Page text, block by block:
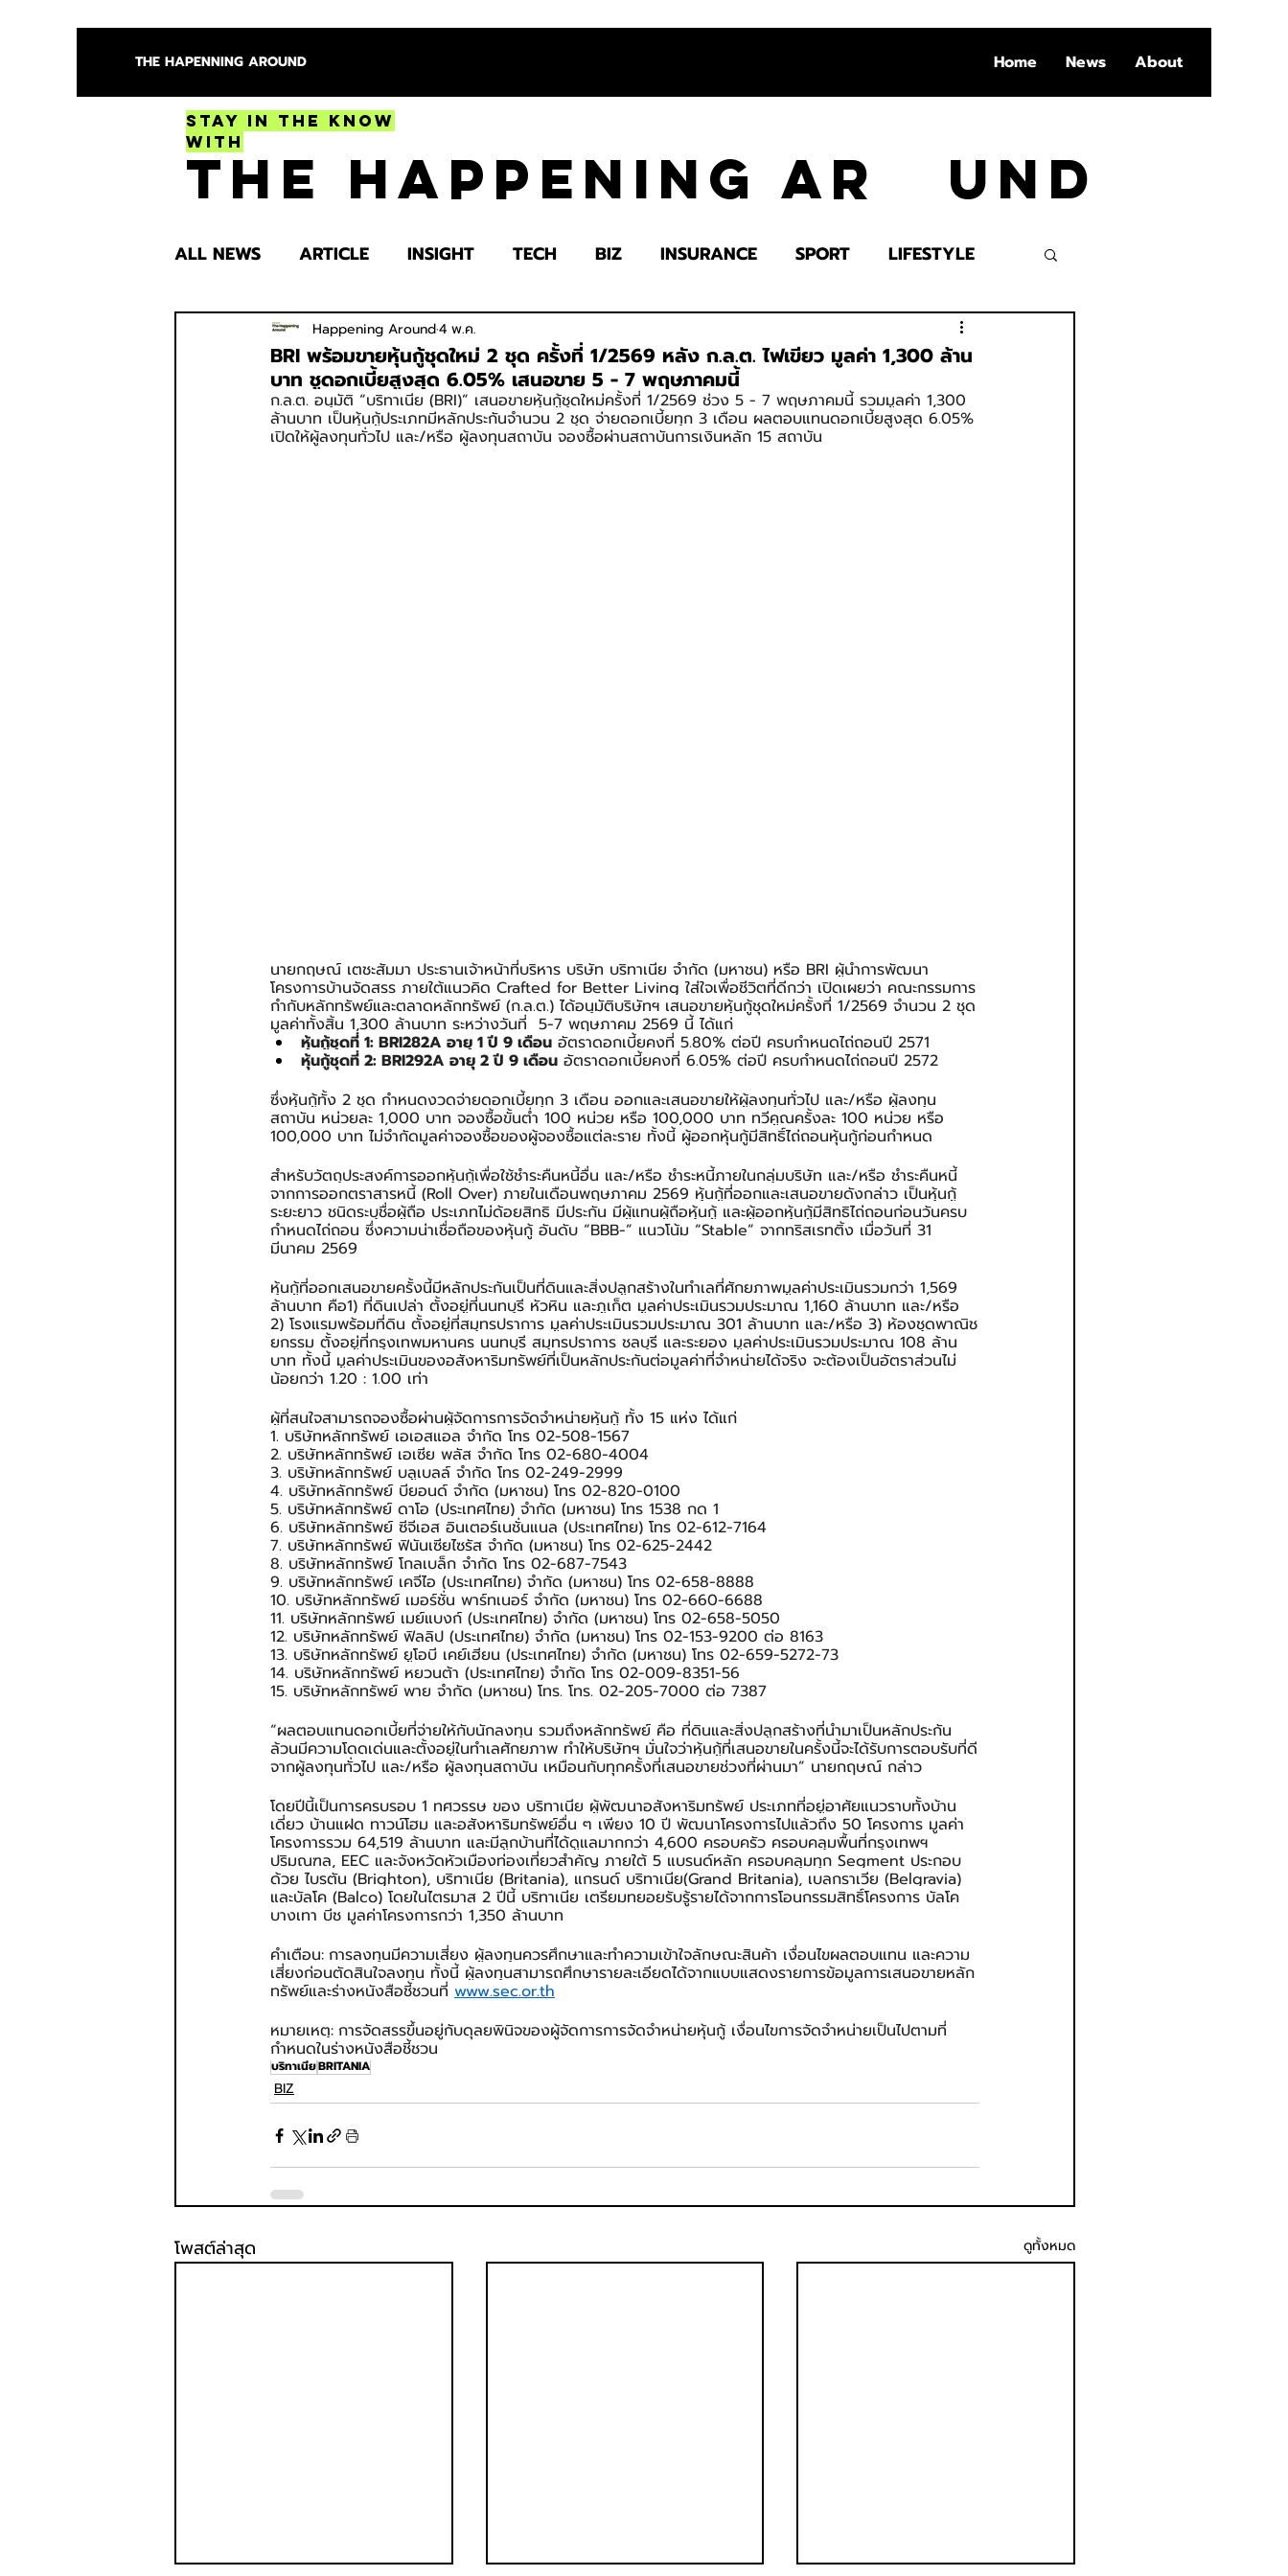
THE HAPENNING AROUND Home News About
Stay in the Know
With
The Happening Ar und
ALL NEWS ARTICLE INSIGHT TECH BIZ INSURANCE SPORT LIFESTYLE
ENTERTAINMENT HEALTH
SPOTLIGHT TRY
BRI พร้อมขายหุ้นกู้ชุดใหม่ 2 ชุด ครั้งที่ 1/2569 หลัง ก.ล.ต. ไฟเขียว มูลค่า 1,300 ล้าน
บาท ชูดอกเบี้ยสูงสุด 6.05% เสนอขาย 5 - 7 พฤษภาคมนี้
Happening Around4 พ.ค.
ก.ล.ต. อนุมัติ “บริทาเนีย (BRI)” เสนอขายหุ้นกู้ชุดใหม่ครั้งที่ 1/2569 ช่วง 5 - 7 พฤษภาคมนี้ รวมมูลค่า 1,300
ล้านบาท เป็นหุ้นกู้ประเภทมีหลักประกันจำนวน 2 ชุด จ่ายดอกเบี้ยทุก 3 เดือน ผลตอบแทนดอกเบี้ยสูงสุด 6.05%
เปิดให้ผู้ลงทุนทั่วไป และ/หรือ ผู้ลงทุนสถาบัน จองซื้อผ่านสถาบันการเงินหลัก 15 สถาบัน
นายกฤษณ์ เตชะสัมมา ประธานเจ้าหน้าที่บริหาร บริษัท บริทาเนีย จำกัด (มหาชน) หรือ BRI ผู้นำการพัฒนา
โครงการบ้านจัดสรร ภายใต้แนวคิด Crafted for Better Living ใส่ใจเพื่อชีวิตที่ดีกว่า เปิดเผยว่า คณะกรรมการ
กำกับหลักทรัพย์และตลาดหลักทรัพย์ (ก.ล.ต.) ได้อนุมัติบริษัทฯ เสนอขายหุ้นกู้ชุดใหม่ครั้งที่ 1/2569 จำนวน 2 ชุด
มูลค่าทั้งสิ้น 1,300 ล้านบาท ระหว่างวันที่  5-7 พฤษภาคม 2569 นี้ ได้แก่
หุ้นกู้ชุดที่ 1: BRI282A อายุ 1 ปี 9 เดือน อัตราดอกเบี้ยคงที่ 5.80% ต่อปี ครบกำหนดไถ่ถอนปี 2571
หุ้นกู้ชุดที่ 2: BRI292A อายุ 2 ปี 9 เดือน อัตราดอกเบี้ยคงที่ 6.05% ต่อปี ครบกำหนดไถ่ถอนปี 2572
ซึ่งหุ้นกู้ทั้ง 2 ชุด กำหนดงวดจ่ายดอกเบี้ยทุก 3 เดือน ออกและเสนอขายให้ผู้ลงทุนทั่วไป และ/หรือ ผู้ลงทุน
สถาบัน หน่วยละ 1,000 บาท จองซื้อขั้นต่ำ 100 หน่วย หรือ 100,000 บาท ทวีคูณครั้งละ 100 หน่วย หรือ
100,000 บาท ไม่จำกัดมูลค่าจองซื้อของผู้จองซื้อแต่ละราย ทั้งนี้ ผู้ออกหุ้นกู้มีสิทธิ์ไถ่ถอนหุ้นกู้ก่อนกำหนด
สำหรับวัตถุประสงค์การออกหุ้นกู้เพื่อใช้ชำระคืนหนี้อื่น และ/หรือ ชำระหนี้ภายในกลุ่มบริษัท และ/หรือ ชำระคืนหนี้
จากการออกตราสารหนี้ (Roll Over) ภายในเดือนพฤษภาคม 2569 หุ้นกู้ที่ออกและเสนอขายดังกล่าว เป็นหุ้นกู้
ระยะยาว ชนิดระบุชื่อผู้ถือ ประเภทไม่ด้อยสิทธิ มีประกัน มีผู้แทนผู้ถือหุ้นกู้ และผู้ออกหุ้นกู้มีสิทธิไถ่ถอนก่อนวันครบ
กำหนดไถ่ถอน ซึ่งความน่าเชื่อถือของหุ้นกู้ อันดับ “BBB-” แนวโน้ม “Stable” จากทริสเรทติ้ง เมื่อวันที่ 31
มีนาคม 2569
หุ้นกู้ที่ออกเสนอขายครั้งนี้มีหลักประกันเป็นที่ดินและสิ่งปลูกสร้างในทำเลที่ศักยภาพมูลค่าประเมินรวมกว่า 1,569
ล้านบาท คือ1) ที่ดินเปล่า ตั้งอยู่ที่นนทบุรี หัวหิน และภูเก็ต มูลค่าประเมินรวมประมาณ 1,160 ล้านบาท และ/หรือ
2) โรงแรมพร้อมที่ดิน ตั้งอยู่ที่สมุทรปราการ มูลค่าประเมินรวมประมาณ 301 ล้านบาท และ/หรือ 3) ห้องชุดพาณิช
ยกรรม ตั้งอยู่ที่กรุงเทพมหานคร นนทบุรี สมุทรปราการ ชลบุรี และระยอง มูลค่าประเมินรวมประมาณ 108 ล้าน
บาท ทั้งนี้ มูลค่าประเมินของอสังหาริมทรัพย์ที่เป็นหลักประกันต่อมูลค่าที่จำหน่ายได้จริง จะต้องเป็นอัตราส่วนไม่
น้อยกว่า 1.20 : 1.00 เท่า
ผู้ที่สนใจสามารถจองซื้อผ่านผู้จัดการการจัดจำหน่ายหุ้นกู้ ทั้ง 15 แห่ง ได้แก่
1. บริษัทหลักทรัพย์ เอเอสแอล จำกัด โทร 02-508-1567
2. บริษัทหลักทรัพย์ เอเซีย พลัส จำกัด โทร 02-680-4004
3. บริษัทหลักทรัพย์ บลูเบลล์ จำกัด โทร 02-249-2999
4. บริษัทหลักทรัพย์ บียอนด์ จำกัด (มหาชน) โทร 02-820-0100
5. บริษัทหลักทรัพย์ ดาโอ (ประเทศไทย) จำกัด (มหาชน) โทร 1538 กด 1
6. บริษัทหลักทรัพย์ ซีจีเอส อินเตอร์เนชั่นแนล (ประเทศไทย) โทร 02-612-7164
7. บริษัทหลักทรัพย์ ฟินันเซียไซรัส จำกัด (มหาชน) โทร 02-625-2442
8. บริษัทหลักทรัพย์ โกลเบล็ก จํากัด โทร 02-687-7543
9. บริษัทหลักทรัพย์ เคจีไอ (ประเทศไทย) จำกัด (มหาชน) โทร 02-658-8888
10. บริษัทหลักทรัพย์ เมอร์ชั่น พาร์ทเนอร์ จำกัด (มหาชน) โทร 02-660-6688
11. บริษัทหลักทรัพย์ เมย์แบงก์ (ประเทศไทย) จำกัด (มหาชน) โทร 02-658-5050
12. บริษัทหลักทรัพย์ ฟิลลิป (ประเทศไทย) จำกัด (มหาชน) โทร 02-153-9200 ต่อ 8163
13. บริษัทหลักทรัพย์ ยูโอบี เคย์เฮียน (ประเทศไทย) จำกัด (มหาชน) โทร 02-659-5272-73
14. บริษัทหลักทรัพย์ หยวนต้า (ประเทศไทย) จำกัด โทร 02-009-8351-56
15. บริษัทหลักทรัพย์ พาย จำกัด (มหาชน) โทร. โทร. 02-205-7000 ต่อ 7387
“ผลตอบแทนดอกเบี้ยที่จ่ายให้กับนักลงทุน รวมถึงหลักทรัพย์ คือ ที่ดินและสิ่งปลูกสร้างที่นำมาเป็นหลักประกัน
ล้วนมีความโดดเด่นและตั้งอยู่ในทำเลศักยภาพ ทำให้บริษัทฯ มั่นใจว่าหุ้นกู้ที่เสนอขายในครั้งนี้จะได้รับการตอบรับที่ดี
จากผู้ลงทุนทั่วไป และ/หรือ ผู้ลงทุนสถาบัน เหมือนกับทุกครั้งที่เสนอขายช่วงที่ผ่านมา” นายกฤษณ์ กล่าว
โดยปีนี้เป็นการครบรอบ 1 ทศวรรษ ของ บริทาเนีย ผู้พัฒนาอสังหาริมทรัพย์ ประเภทที่อยู่อาศัยแนวราบทั้งบ้าน
เดี่ยว บ้านแฝด ทาวน์โฮม และอสังหาริมทรัพย์อื่น ๆ เพียง 10 ปี พัฒนาโครงการไปแล้วถึง 50 โครงการ มูลค่า
โครงการรวม 64,519 ล้านบาท และมีลูกบ้านที่ได้ดูแลมากกว่า 4,600 ครอบครัว ครอบคลุมพื้นที่กรุงเทพฯ
ปริมณฑล, EEC และจังหวัดหัวเมืองท่องเที่ยวสำคัญ ภายใต้ 5 แบรนด์หลัก ครอบคลุมทุก Segment ประกอบ
ด้วย ไบรตัน (Brighton), บริทาเนีย (Britania), แกรนด์ บริทาเนีย(Grand Britania), เบลกราเวีย (Belgravia)
และบัลโค (Balco) โดยในไตรมาส 2 ปีนี้ บริทาเนีย เตรียมทยอยรับรู้รายได้จากการโอนกรรมสิทธิ์โครงการ บัลโค
บางเทา บีช มูลค่าโครงการกว่า 1,350 ล้านบาท
คำเตือน: การลงทุนมีความเสี่ยง ผู้ลงทุนควรศึกษาและทำความเข้าใจลักษณะสินค้า เงื่อนไขผลตอบแทน และความ
เสี่ยงก่อนตัดสินใจลงทุน ทั้งนี้ ผู้ลงทุนสามารถศึกษารายละเอียดได้จากแบบแสดงรายการข้อมูลการเสนอขายหลัก
ทรัพย์และร่างหนังสือชี้ชวนที่ www.sec.or.th
หมายเหตุ: การจัดสรรขึ้นอยู่กับดุลยพินิจของผู้จัดการการจัดจำหน่ายหุ้นกู้ เงื่อนไขการจัดจำหน่ายเป็นไปตามที่
กำหนดในร่างหนังสือชี้ชวน
บริทาเนียBRITANIA
BIZ
โพสต์ล่าสุด ดูทั้งหมด